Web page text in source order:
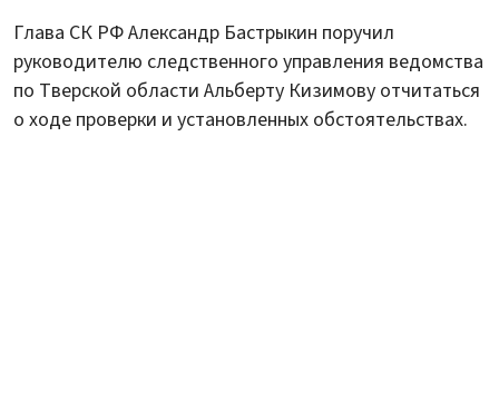
Глава СК РФ Александр Бастрыкин поручил
руководителю следственного управления ведомства
по Тверской области Альберту Кизимову отчитаться
о ходе проверки и установленных обстоятельствах.